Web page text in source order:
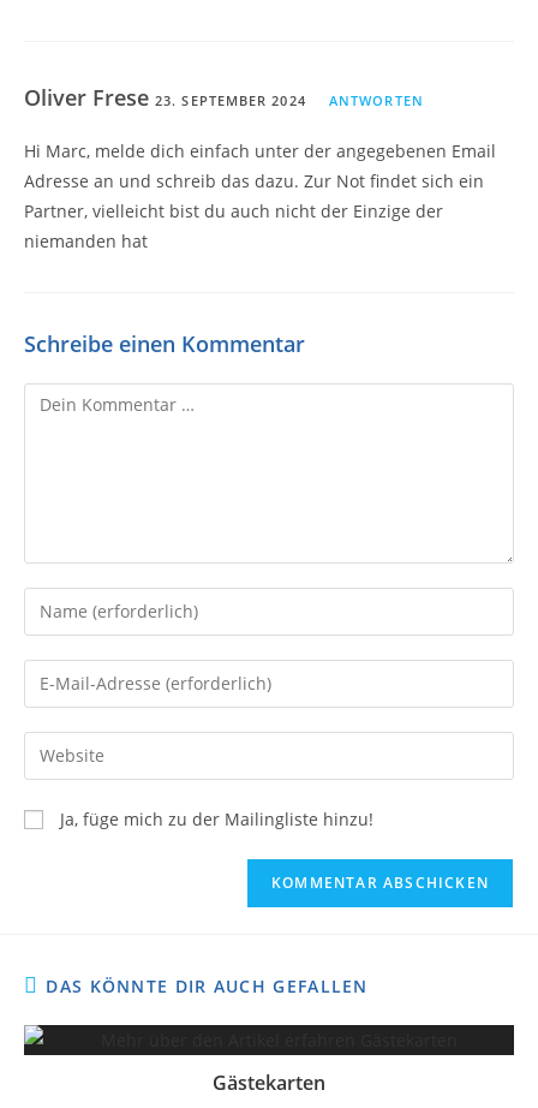
Oliver Frese 23. SEPTEMBER 2024 ANTWORTEN
Hi Marc, melde dich einfach unter der angegebenen Email
Adresse an und schreib das dazu. Zur Not findet sich ein
Partner, vielleicht bist du auch nicht der Einzige der
niemanden hat
Schreibe einen Kommentar
Ja, füge mich zu der Mailingliste hinzu!
DAS KÖNNTE DIR AUCH GEFALLEN
Gästekarten